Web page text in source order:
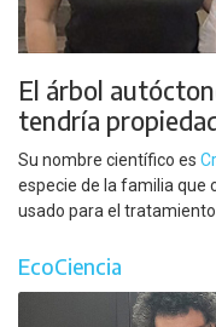
El árbol
tendría
Su nombre científico es
especie de la familia que
usado para el tratamiento
EcoCiencia